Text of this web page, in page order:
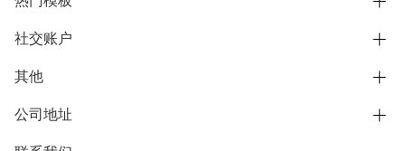
模型协同展示分享
别墅社区
欧式别墅
中式别墅
社交账户
B站
抖音
微信公众号
其他
用户服务协议
隐私政策
公司地址